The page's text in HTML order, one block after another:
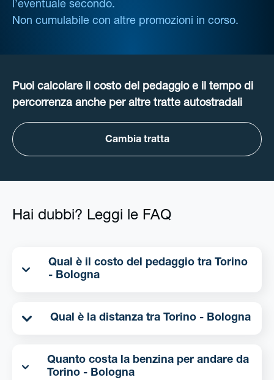
l’eventuale secondo.
Non cumulabile con altre promozioni in corso.
Puoi calcolare il costo del pedaggio e il tempo di
percorrenza anche per altre tratte autostradali
Cambia tratta
Hai dubbi? Leggi le FAQ
Qual è il costo del pedaggio tra Torino
- Bologna
Qual è la distanza tra Torino - Bologna
Quanto costa la benzina per andare da
Torino - Bologna